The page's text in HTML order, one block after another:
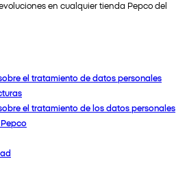
en cualquier tienda Pepco del
el tratamiento de datos personales
el tratamiento de los datos personales